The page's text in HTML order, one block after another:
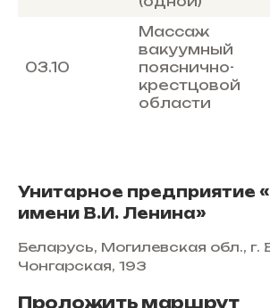
03.10
Массаж
вакуумный
пояснично-
крестцовой
области
Унитарное предприятие
имени В.И. Ленина»
Беларусь, Могилевская обл., г.
Чонгарская, 193
Проложить маршрут